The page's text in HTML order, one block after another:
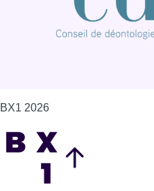
BX1 2026